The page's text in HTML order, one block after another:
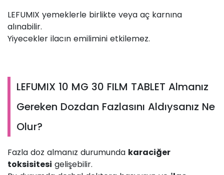
LEFUMIX yemeklerle birlikte veya aç karnına
alınabilir.
Yiyecekler ilacın emilimini etkilemez.
LEFUMIX 10 MG 30 FILM TABLET Almanız
Gereken Dozdan Fazlasını Aldıysanız Ne
Olur?
Fazla doz almanız durumunda karaciğer
toksisitesi gelişebilir.